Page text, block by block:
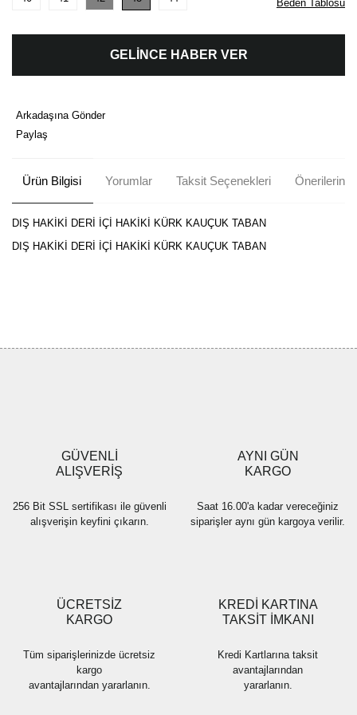
Beden Tablosu
GELİNCE HABER VER
Arkadaşına Gönder
Paylaş
Ürün Bilgisi Yorumlar Taksit Seçenekleri Önerileriniz
DIŞ HAKİKİ DERİ İÇİ HAKİKİ KÜRK KAUÇUK TABAN
DIŞ HAKİKİ DERİ İÇİ HAKİKİ KÜRK KAUÇUK TABAN
Ürün fiyatı diğer sitelerden daha pahalı.
Bu ürüne benzer farklı alternatifler olmalı.
GÜVENLİ
ALIŞVERİŞ
256 Bit SSL sertifikası ile güvenli
alışverişin keyfini çıkarın.
AYNI GÜN
KARGO
Saat 16.00'a kadar vereceğiniz
siparişler aynı gün kargoya verilir.
ÜCRETSİZ
KARGO
Tüm siparişlerinizde ücretsiz
kargo
avantajlarından yararlanın.
KREDİ KARTINA
TAKSİT İMKANI
Kredi Kartlarına taksit
avantajlarından
yararlanın.